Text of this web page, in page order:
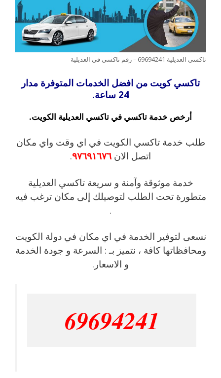
تاكسي العديلية 69694241 – رقم تاكسي في العديلية
تاكسي كويت من افضل الخدمات المتوفرة مدار
24 ساعة.
أرخص خدمة تاكسي في تاكسي العديلية الكويت.
طلب خدمة تاكسي الكويت في اي وقت واي مكان
اتصل الان٩٧٦٩١٦٧٦.
خدمة موثوقة وآمنة و سريعة تاكسي العديلية
متطورة تحت الطلب لتوصيلك إلى مكان ترغب فيه
.
نسعى لتوفير الخدمة في اي مكان في دولة الكويت
ومحافظاتها كافة ، نتميز بـ : السرعة و جودة الخدمة
و الاسعار.
69694241